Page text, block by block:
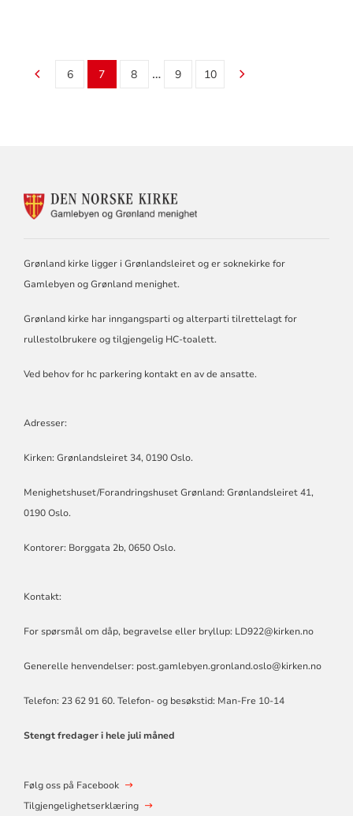
6 7 8 … 9 10
FOR
GRØNLAND
Grønland kirke ligger i Grønlandsleiret og er soknekirke for
Gamlebyen og Grønland menighet.
Grønland kirke har inngangsparti og alterparti tilrettelagt for
rullestolbrukere og tilgjengelig HC-toalett.
Ved behov for hc parkering kontakt en av de ansatte.
Adresser:
Kirken: Grønlandsleiret 34, 0190 Oslo.
Menighetshuset/Forandringshuset Grønland: Grønlandsleiret 41,
0190 Oslo.
Kontorer: Borggata 2b, 0650 Oslo.
Kontakt:
For spørsmål om dåp, begravelse eller bryllup: LD922@kirken.no
Generelle henvendelser: post.gamlebyen.gronland.oslo@kirken.no
Telefon: 23 62 91 60. Telefon- og besøkstid: Man-Fre 10-14
Stengt fredager i hele juli måned
Følg oss på Facebook
Tilgjengelighetserklæring